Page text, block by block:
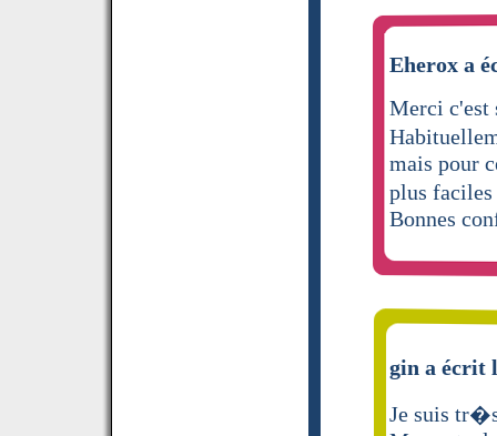
Eherox a
Merci c'est
mais pour
plus
Bonnes
gin a écrit
Je suis